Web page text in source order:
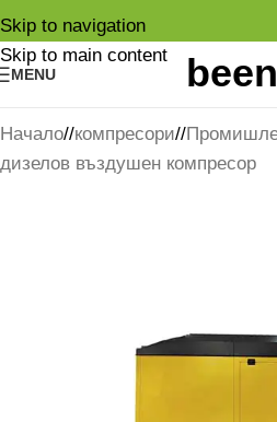
Skip to navigation
Skip to main content
MENU
Начало/ компресори/
дизелов въздушен компресор